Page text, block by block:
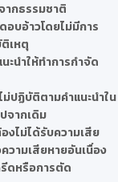
ากธรรมชาติ
บอ้าวโดยไม่มีการ
เหตุ
ะนำให้ทำการกำจัด
ปฏิบัติตามคำแนะนำใน
จากเดิม
งไม่ได้รับความเสีย
วามเสียหายอันเนื่อง
รีดหรือการตัด